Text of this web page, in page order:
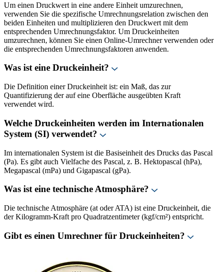
Um einen Druckwert in eine andere Einheit umzurechnen,
verwenden Sie die spezifische Umrechnungsrelation zwischen den
beiden Einheiten und multiplizieren den Druckwert mit dem
entsprechenden Umrechnungsfaktor. Um Druckeinheiten
umzurechnen, können Sie einen Online-Umrechner verwenden oder
die entsprechenden Umrechnungsfaktoren anwenden.
Was ist eine Druckeinheit?
Die Definition einer Druckeinheit ist: ein Maß, das zur
Quantifizierung der auf eine Oberfläche ausgeübten Kraft
verwendet wird.
Welche Druckeinheiten werden im Internationalen
System (SI) verwendet?
Im internationalen System ist die Basiseinheit des Drucks das Pascal
(Pa). Es gibt auch Vielfache des Pascal, z. B. Hektopascal (hPa),
Megapascal (mPa) und Gigapascal (gPa).
Was ist eine technische Atmosphäre?
Die technische Atmosphäre (at oder ATA) ist eine Druckeinheit, die
der Kilogramm-Kraft pro Quadratzentimeter (kgf/cm²) entspricht.
Gibt es einen Umrechner für Druckeinheiten?